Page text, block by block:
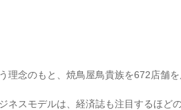
理念のもと、焼鳥屋鳥貴族を672店舗
ネスモデルは、経済誌も注目するほど